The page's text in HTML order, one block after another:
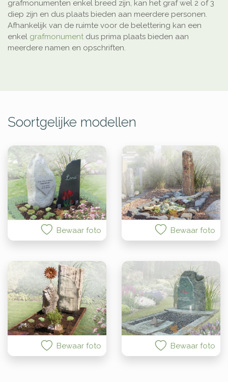
grafmonumenten enkel breed zijn, kan het graf wel 2 of 3
diep zijn en dus plaats bieden aan meerdere personen.
Afhankelijk van de ruimte voor de belettering kan een
enkel grafmonument dus prima plaats bieden aan
meerdere namen en opschriften.
Soortgelijke modellen
Bewaar foto Bewaar foto
Bewaar foto Bewaar foto